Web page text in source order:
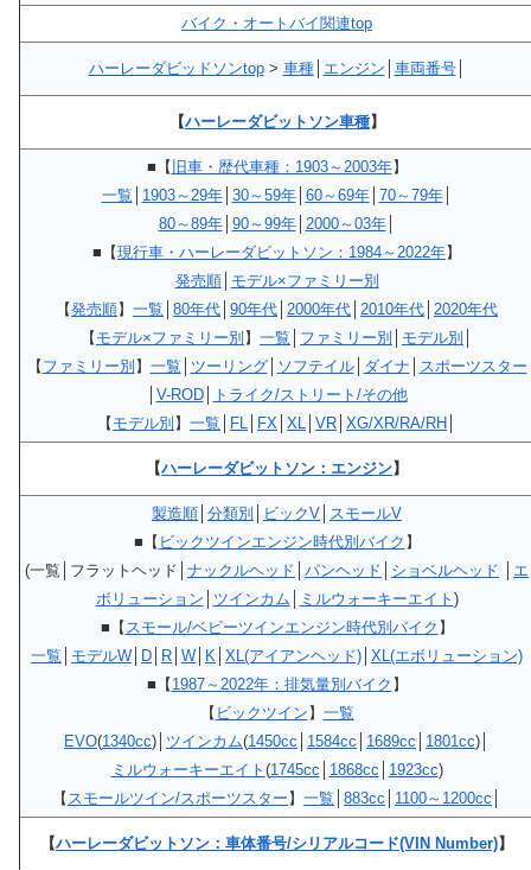
バイク・オートバイ関連top
ハーレーダビッドソンtop> 車種│ エンジン 車両番号│
【ハーレーダビットソン車種】
■【旧車・歴代車種：1903～2003年】
一覧
1903～29年│ 30～59年│ 60～69年│ 70～79年│
80～89年│ 90～99年│ 2000～03年│
■【現行車・ハーレーダビットソン：1984～2022年】
発売順│ モデル×ファミリー別
【発売順】 一覧 80年代 90年代 2000年代 2010年代 2020年代
【モデル×ファミリー別】 一覧 ファミリー別 モデル別
【ファミリー別】 一覧 ツーリング│ ソフテイル│ ダイナ
スポーツスター
V-ROD│
トライク/ストリート/その他
【モデル別】 一覧 FL FX XL VR XG/XR/RA/RH
【ハーレーダビットソン：エンジン】
製造順 分類別 ビックV
スモールV
■【 ビックツインエンジン時代別バイク 】
(一覧│フラットヘッド│ ナックルヘッド パンヘッド ショベルヘッド
エ
ボリューション
ツインカム ミルウォーキーエイト )
■【 スモール/ベビーツインエンジン時代別バイク 】
一覧
モデルW D R W K XL(アイアンヘッド) XL(エボリューション)
■【1987～2022年：排気量別バイク 】
【 ビックツイン】 一覧
EVO(1340cc)│ ツインカム(1450cc 1584cc 1689cc 1801cc)│
ミルウォーキーエイト (1745cc 1868cc 1923cc)
【 スモールツイン/スポーツスター】 一覧 883cc 1100～1200cc
【ハーレーダビットソン：車体番号/シリアルコード(VIN Number)】